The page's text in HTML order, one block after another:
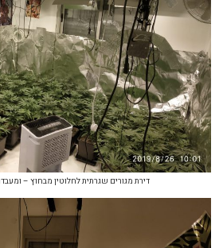
דירת מגורים שגרתית לחלוטין מבחוץ –